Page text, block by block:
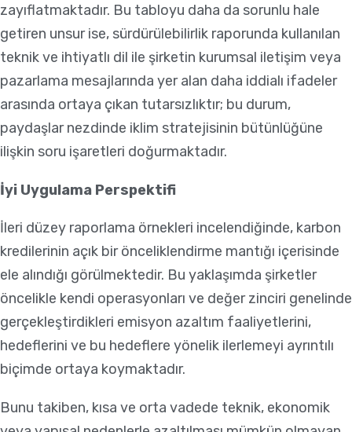
zayıflatmaktadır. Bu tabloyu daha da sorunlu hale
getiren unsur ise, sürdürülebilirlik raporunda kullanılan
teknik ve ihtiyatlı dil ile şirketin kurumsal iletişim veya
pazarlama mesajlarında yer alan daha iddialı ifadeler
arasında ortaya çıkan tutarsızlıktır; bu durum,
paydaşlar nezdinde iklim stratejisinin bütünlüğüne
ilişkin soru işaretleri doğurmaktadır.
İyi Uygulama Perspektifi
İleri düzey raporlama örnekleri incelendiğinde, karbon
kredilerinin açık bir önceliklendirme mantığı içerisinde
ele alındığı görülmektedir. Bu yaklaşımda şirketler
öncelikle kendi operasyonları ve değer zinciri genelinde
gerçekleştirdikleri emisyon azaltım faaliyetlerini,
hedeflerini ve bu hedeflere yönelik ilerlemeyi ayrıntılı
biçimde ortaya koymaktadır.
Bunu takiben, kısa ve orta vadede teknik, ekonomik